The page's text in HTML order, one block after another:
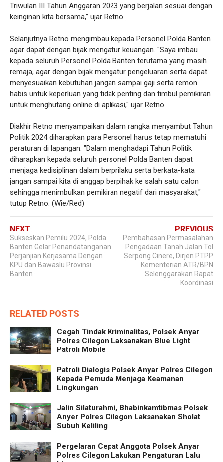
Triwulan III Tahun Anggaran 2023 yang berjalan sesuai dengan
keinginan kita bersama,” ujar Retno.
Selanjutnya Retno mengimbau kepada Personel Polda Banten
agar dapat dengan bijak mengatur keuangan. "Saya imbau
kepada seluruh Personel Polda Banten terutama yang masih
remaja, agar dengan bijak mengatur pengeluaran serta dapat
menyesuaikan kebutuhan jangan sampai gaji serta remon
habis untuk keperluan yang tidak penting dan timbul pemikiran
untuk menghutang online di aplikasi," ujar Retno.
Diakhir Retno menyampaikan dalam rangka menyambut Tahun
Politik 2024 diharapkan para Personel harus tetap mematuhi
peraturan di lapangan. "Dalam menghadapi Tahun Politik
diharapkan kepada seluruh personel Polda Banten dapat
menjaga kedisiplinan dalam berprilaku serta berkata-kata
jangan sampai kita di anggap berpihak ke salah satu calon
sehingga menimbulkan pemikiran negatif dari masyarakat,"
tutup Retno. (Wie/Red)
NEXT
Sukseskan Pemilu 2024, Polda
Banten Gelar Penandatanganan
Perjanjian Kerjasama Dengan
KPU dan Bawaslu Provinsi
Banten
PREVIOUS
Pembahasan Permasalahan
Pengadaan Tanah Jalan Tol
Serpong Cinere, Dirjen PTPP
Kementerian ATR/BPN
Selenggarakan Rapat
Koordinasi
RELATED POSTS
Cegah Tindak Kriminalitas, Polsek Anyar
Polres Cilegon Laksanakan Blue Light
Patroli Mobile
Patroli Dialogis Polsek Anyar Polres Cilegon
Kepada Pemuda Menjaga Keamanan
Lingkungan
Jalin Silaturahmi, Bhabinkamtibmas Polsek
Anyer Polres Cilegon Laksanakan Sholat
Subuh Keliling
Pergelaran Cepat Anggota Polsek Anyar
Polres Cilegon Lakukan Pengaturan Lalu